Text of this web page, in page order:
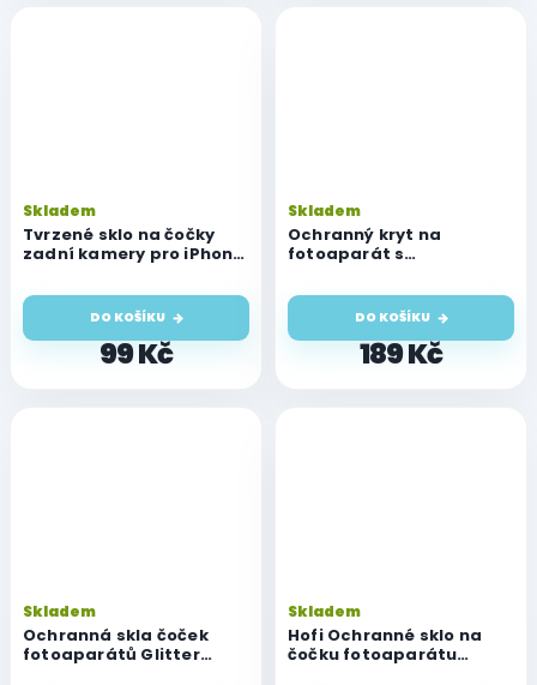
Tvrzené sklo na čočky
zadní kamery pro iPhone
Skladem
99 Kč
DO KOŠÍKU
Ochranný kryt na
fotoaparát s
sklem pro iPhone 14 Pro a
14 Pro Max, barva grafit
Skladem
189 Kč
DO KOŠÍKU
Ochranná skla čoček
fotoaparátů Glitter
Skladem
Hofi Ochranné sklo na
čočku fotoaparátu
Skladem